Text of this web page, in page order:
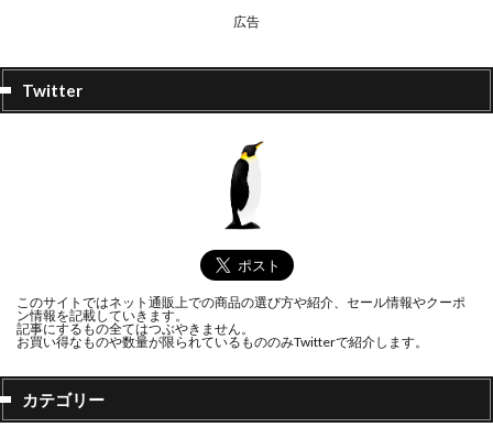
広告
Twitter
このサイトではネット通販上での商品の選び方や紹介、セール情報やクーポ
ン情報を記載していきます。
記事にするもの全てはつぶやきません。
お買い得なものや数量が限られているもののみTwitterで紹介します。
カテゴリー